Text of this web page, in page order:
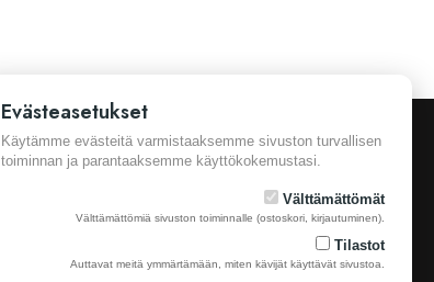
Yhteystiedot
Evästeasetukset
Käytämme evästeitä varmistaaksemme sivuston turvallisen
toiminnan ja parantaaksemme käyttökokemustasi.
Välttämättömät
Välttämättömiä sivuston toiminnalle (ostoskori, kirjautuminen).
Tilastot
Auttavat meitä ymmärtämään, miten kävijät käyttävät sivustoa.